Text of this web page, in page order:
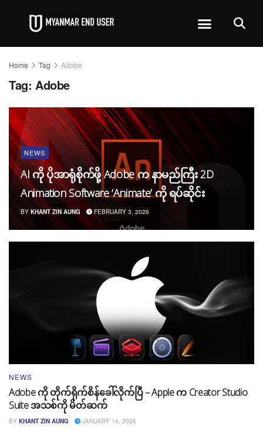
Home Tag Adobe
Tag: Adobe
NEWS
AI ကို ပိုအာရုံစိုက်ဖို့ Adobe က နာမည်ကြီး 2D
Animation Software ‘Animate’ ကို ရပ်ဆိုင်း
BY KHANT ZIN AUNG FEBRUARY 3, 2026
NEWS
Adobe ကို တိုက်ရိုက်စိန်ခေါ်လိုက်ပြီ – Apple က Creator Studio
Suite အသစ်ကို မိတ်ဆက်
BY KHANT ZIN AUNG JANUARY 14, 2026